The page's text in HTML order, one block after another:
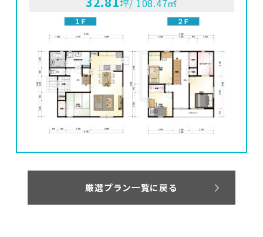
坪/ 108.47㎡
厳選プラン一覧に戻る